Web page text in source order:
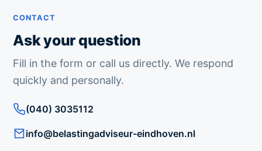
CONTACT
Ask your question
Fill in the form or call us directly. We respond
quickly and personally.
(040) 3035112
info@belastingadviseur-eindhoven.nl